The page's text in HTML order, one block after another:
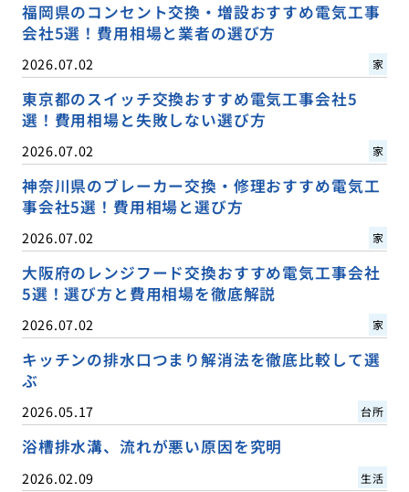
福岡県のコンセント交換・増設おすすめ電気工事
会社5選！費用相場と業者の選び方
2026.07.02 家
東京都のスイッチ交換おすすめ電気工事会社5
選！費用相場と失敗しない選び方
2026.07.02 家
神奈川県のブレーカー交換・修理おすすめ電気工
事会社5選！費用相場と選び方
2026.07.02 家
大阪府のレンジフード交換おすすめ電気工事会社
5選！選び方と費用相場を徹底解説
2026.07.02 家
キッチンの排水口つまり解消法を徹底比較して選
ぶ
2026.05.17 台所
浴槽排水溝、流れが悪い原因を究明
2026.02.09 生活